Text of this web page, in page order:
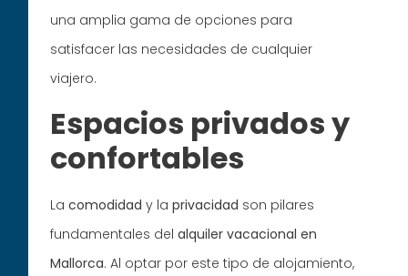
una amplia gama de opciones para
satisfacer las necesidades de cualquier
viajero.
Espacios privados y
confortables
Lacomodidad y laprivacidad son pilares
fundamentales delalquiler vacacional en
Mallorca. Al optar por este tipo de alojamiento,